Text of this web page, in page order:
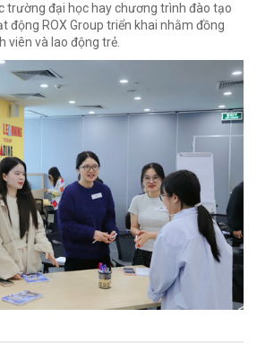
trường đại học hay chương trình đào tạo
động ROX Group triển khai nhằm đồng
viên và lao động trẻ.